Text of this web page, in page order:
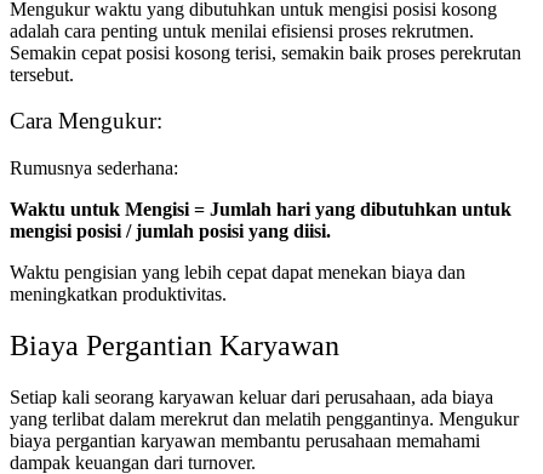
Mengukur waktu yang dibutuhkan untuk mengisi posisi kosong
adalah cara penting untuk menilai efisiensi proses rekrutmen.
Semakin cepat posisi kosong terisi, semakin baik proses perekrutan
tersebut.
Cara Mengukur:
Rumusnya sederhana:
Waktu untuk Mengisi = Jumlah hari yang dibutuhkan untuk
mengisi posisi / jumlah posisi yang diisi.
Waktu pengisian yang lebih cepat dapat menekan biaya dan
meningkatkan produktivitas.
Biaya Pergantian Karyawan
Setiap kali seorang karyawan keluar dari perusahaan, ada biaya
yang terlibat dalam merekrut dan melatih penggantinya. Mengukur
biaya pergantian karyawan membantu perusahaan memahami
dampak keuangan dari turnover.